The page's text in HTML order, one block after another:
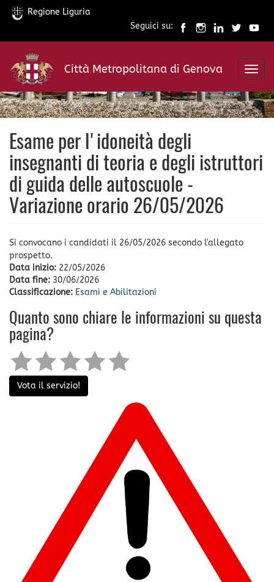
Salta
contenuto
principale
Regione Liguria
Seguici su:
Città Metropolitana di Genova
Esame per l'idoneità degli
insegnanti di teoria e degli istruttori
di guida delle autoscuole -
Variazione orario 26/05/2026
Si convocano i candidati il 26/05/2026 secondo l'allegato
prospetto.
Data inizio: 22/05/2026
Data fine: 30/06/2026
Classificazione: Esami e Abilitazioni
Quanto sono chiare le informazioni su questa
pagina?
Vota il servizio!